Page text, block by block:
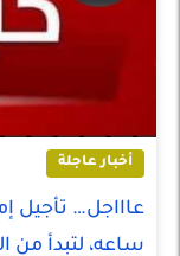
أخبار عاجلة
عاااجل… تأجيل
ساعه، لتبدأ من